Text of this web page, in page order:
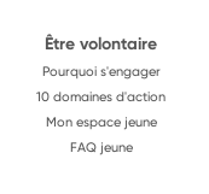
Être volontaire
Pourquoi s'engager
10 domaines d'action
Mon espace jeune
FAQ jeune